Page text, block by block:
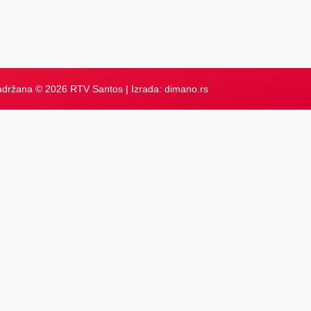
© 2026 RTV Santos | Izrada: dimano.rs